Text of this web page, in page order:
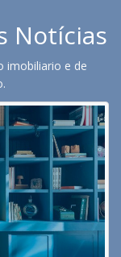
Notícias
imobiliario e de